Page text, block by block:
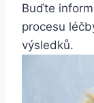
Buďte
procesu
výsledků.